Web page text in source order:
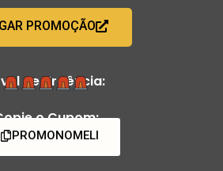
PROMOÇÃO
de Urgência:
o Cupom:
PROMONOMELI